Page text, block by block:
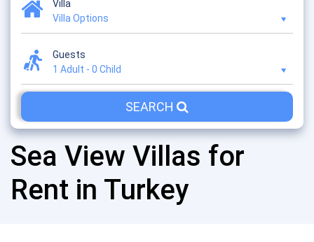
Villa
Villa Options
Guests
1 Adult - 0 Child
SEARCH
Sea View Villas for
Rent in Turkey